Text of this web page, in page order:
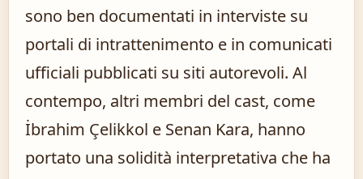
sono ben documentati in interviste su
portali di intrattenimento e in comunicati
ufficiali pubblicati su siti autorevoli. Al
contempo, altri membri del cast, come
İbrahim Çelikkol e Senan Kara, hanno
portato una solidità interpretativa che ha